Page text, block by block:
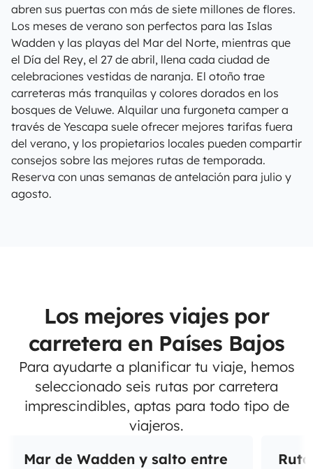
abren sus puertas con más de siete millones de flores.
Los meses de verano son perfectos para las Islas
Wadden y las playas del Mar del Norte, mientras que
el Día del Rey, el 27 de abril, llena cada ciudad de
celebraciones vestidas de naranja. El otoño trae
carreteras más tranquilas y colores dorados en los
bosques de Veluwe. Alquilar una furgoneta camper a
través de Yescapa suele ofrecer mejores tarifas fuera
del verano, y los propietarios locales pueden compartir
consejos sobre las mejores rutas de temporada.
Reserva con unas semanas de antelación para julio y
agosto.
Los mejores viajes por
carretera en Países Bajos
Para ayudarte a planificar tu viaje, hemos
seleccionado seis rutas por carretera
imprescindibles, aptas para todo tipo de
viajeros.
Mar de Wadden y salto entre